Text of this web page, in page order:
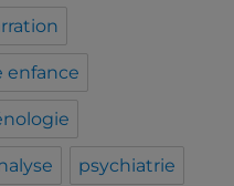
enfance
psychiatrie